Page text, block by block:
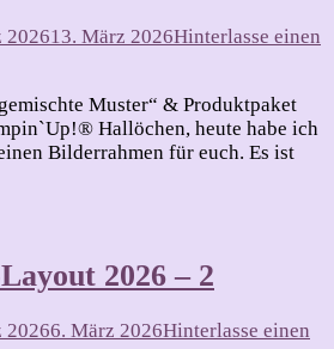
202613. März 2026Hinterlasse einen
Muster“ & Produktpaket
Hallöchen, heute habe ich
Bilderrahmen für euch. Es ist
2026 – 2
20266. März 2026Hinterlasse einen